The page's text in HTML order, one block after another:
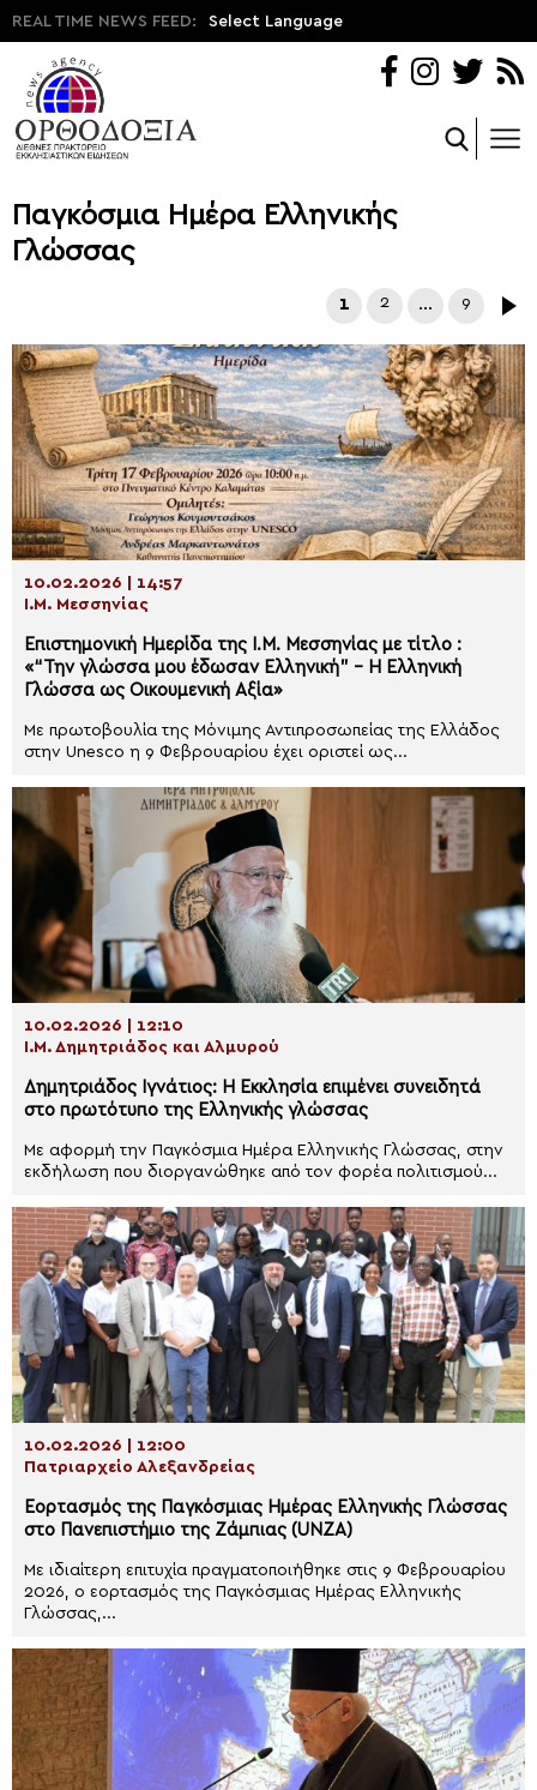
REAL TIME NEWS FEED: Select Language
Παγκόσμια Ημέρα Ελληνικής
Γλώσσας
1 2 … 9
10.02.2026 | 14:57
Ι.Μ. Μεσσηνίας
Επιστημονική Ημερίδα της Ι.Μ. Μεσσηνίας με τίτλο :
«“Την γλώσσα μου έδωσαν Ελληνική” – Η Ελληνική
Γλώσσα ως Οικουμενική Αξία»
Με πρωτοβουλία της Μόνιμης Αντιπροσωπείας της Ελλάδος
στην Unesco η 9 Φεβρουαρίου έχει οριστεί ως...
10.02.2026 | 12:10
Ι.Μ. Δημητριάδος και Αλμυρού
Δημητριάδος Ιγνάτιος: Η Εκκλησία επιμένει συνειδητά
στο πρωτότυπο της Ελληνικής γλώσσας
Με αφορμή την Παγκόσμια Ημέρα Ελληνικής Γλώσσας, στην
εκδήλωση που διοργανώθηκε από τον φορέα πολιτισμού...
10.02.2026 | 12:00
Πατριαρχείο Αλεξανδρείας
Εορτασμός της Παγκόσμιας Ημέρας Ελληνικής Γλώσσας
στο Πανεπιστήμιο της Ζάμπιας (UNZA)
Με ιδιαίτερη επιτυχία πραγματοποιήθηκε στις 9 Φεβρουαρίου
2026, ο εορτασμός της Παγκόσμιας Ημέρας Ελληνικής
Γλώσσας,...